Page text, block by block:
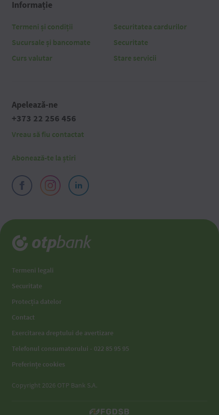
Informație
Termeni și condiții
Sucursale și bancomate
Curs valutar
Securitatea cardurilor
Securitate
Stare servicii
Apelează-ne
+373 22 256 456
Vreau să fiu contactat
Abonează-te la știri
Termeni legali
Securitate
Protecția datelor
Contact
Exercitarea dreptului de avertizare
Telefonul consumatorului - 022 85 95 95
Preferințe cookies
Copyright 2026 OTP Bank S.A.